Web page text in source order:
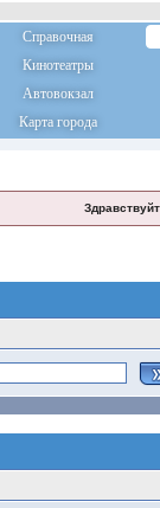
Справочная
Кинотеатры
Автовокзал
Карта города